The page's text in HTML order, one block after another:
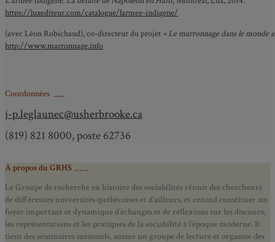
https://luxediteur.com/catalogue/larmee-indigene/
(avec Léon Robichaud), co-directeur du projet « Le marronnage dans le monde
http://www.marronnage.info
Coordonnées ___
j-p.leglaunec@usherbrooke.ca
(819) 821 8000, poste 62736
À propos du GRHS ___
Le Groupe de recherche en histoire des sociabilités réunit des chercheurs
de différentes universités québécoises et d’ailleurs, et entend constituer un
foyer important et dynamique d’échanges et de réflexions sur les discours,
les représentations et les pratiques de la sociabilité à l’époque moderne. Il
tient des séminaires mensuels, anime un groupe de lecture et organise des